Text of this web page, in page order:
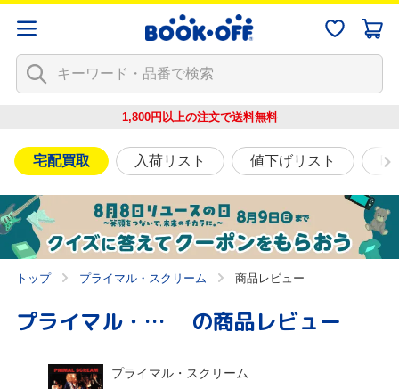
1,800円以上の注文で送料無料
宅配買取 入荷リスト 値下げリスト
トップ プライマル・スクリーム 商品レビュー
プライマル・スクリーム の商品レビュー
プライマル・スクリーム